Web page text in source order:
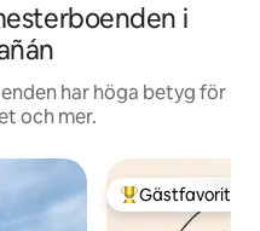
i
har höga betyg för
och mer.
Populär
Gästfavorit